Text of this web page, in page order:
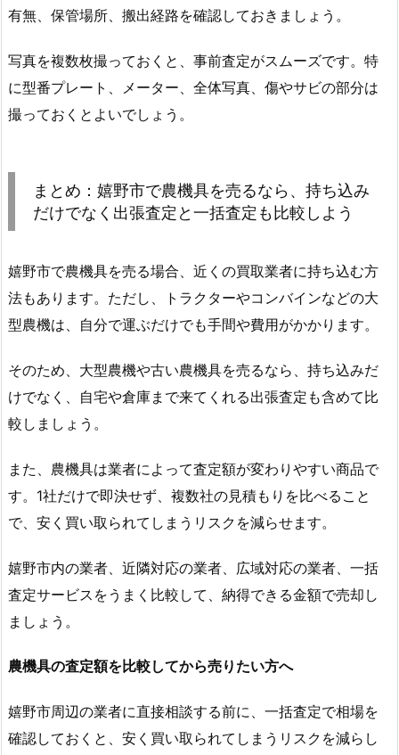
有無、保管場所、搬出経路を確認しておきましょう。
写真を複数枚撮っておくと、事前査定がスムーズです。特
に型番プレート、メーター、全体写真、傷やサビの部分は
撮っておくとよいでしょう。
まとめ：嬉野市で農機具を売るなら、持ち込み
だけでなく出張査定と一括査定も比較しよう
嬉野市で農機具を売る場合、近くの買取業者に持ち込む方
法もあります。ただし、トラクターやコンバインなどの大
型農機は、自分で運ぶだけでも手間や費用がかかります。
そのため、大型農機や古い農機具を売るなら、持ち込みだ
けでなく、自宅や倉庫まで来てくれる出張査定も含めて比
較しましょう。
また、農機具は業者によって査定額が変わりやすい商品で
す。1社だけで即決せず、複数社の見積もりを比べること
で、安く買い取られてしまうリスクを減らせます。
嬉野市内の業者、近隣対応の業者、広域対応の業者、一括
査定サービスをうまく比較して、納得できる金額で売却し
ましょう。
農機具の査定額を比較してから売りたい方へ
嬉野市周辺の業者に直接相談する前に、一括査定で相場を
確認しておくと、安く買い取られてしまうリスクを減らし